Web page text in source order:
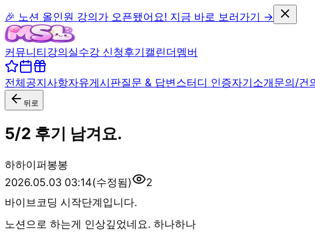
🎉 노션 올인원 강의가 오픈됐어요! 지금 바로 보러가기 →
커뮤니티강의실수강 신청후기캘린더멤버
전체공지사항자유게시판질문 & 답변스터디 인증자기소개문의/건
뒤로
5/2 후기 남겨요.
하하이퍼봉봉
2026.05.03 03:14(수정됨)
2
바이브코딩 시작단계입니다.
노션으로 하는게 인상깊었네요. 하나하나